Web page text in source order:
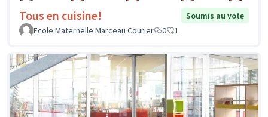
Tous en cuisine!
Soumis au vote
Ecole Maternelle Marceau Courier
0 1